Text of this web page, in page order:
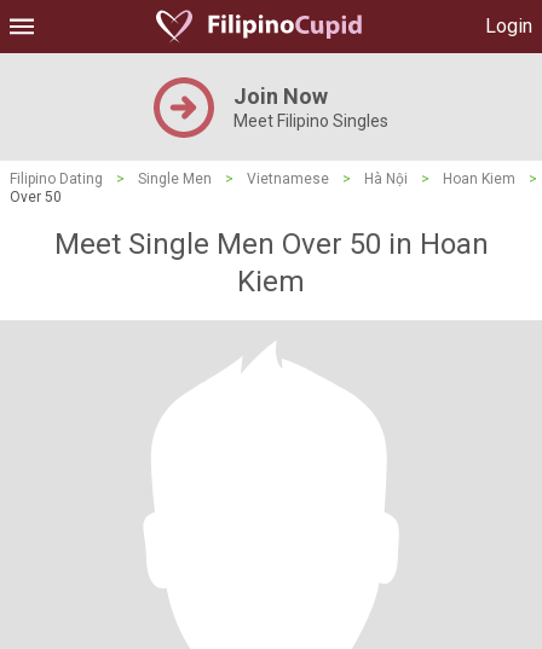
Login
Join Now
Meet Filipino Singles
Filipino Dating > Single Men > Vietnamese > Hà Nội > Hoan Kiem
>
Over 50
Meet Single Men Over 50 in Hoan
Kiem